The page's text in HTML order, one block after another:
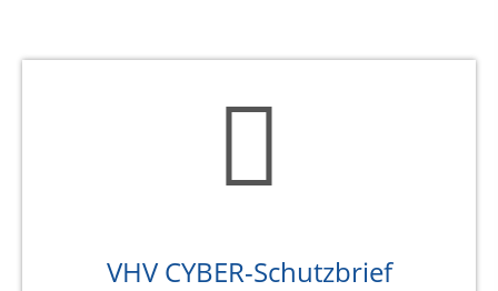
VHV CYBER-Schutzbrief